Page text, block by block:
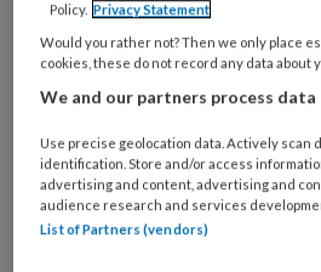
Risicovoeten
Oncologische voet
Spastische voet
Oudere voet
Policy. Privacy Statement
Would you rather not? Then we only place
cookies, these do not record any data about
We and our partners process
Use precise geolocation data. Actively
identification. Store and/or access
advertising and content, advertising and
audience research and services
List of Partners (vendors)